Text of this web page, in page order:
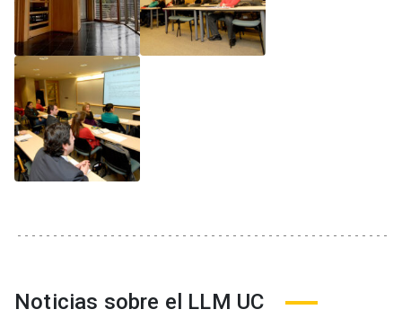
Noticias sobre el LLM UC